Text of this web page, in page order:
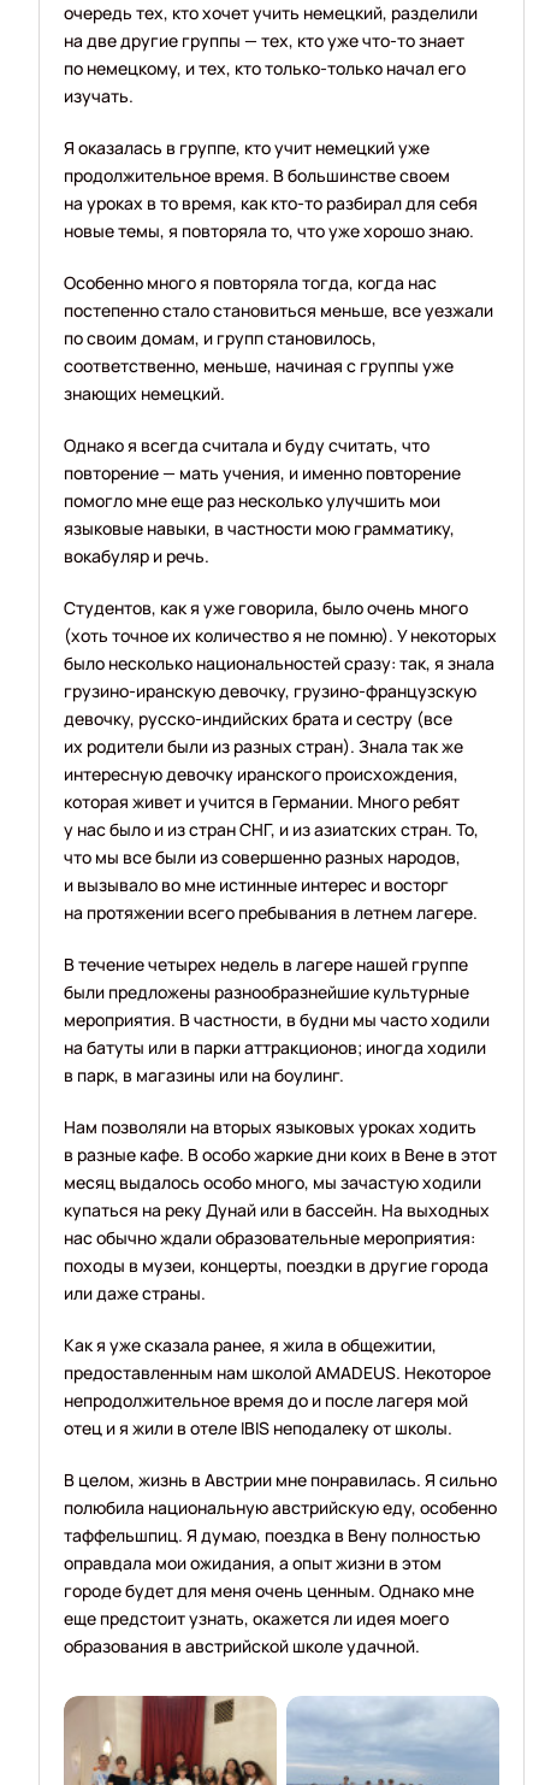
очередь тех, кто хочет учить немецкий, разделили
на две другие группы — тех, кто уже что-то знает
по немецкому, и тех, кто только-только начал его
изучать.
Я оказалась в группе, кто учит немецкий уже
продолжительное время. В большинстве своем
на уроках в то время, как кто-то разбирал для себя
новые темы, я повторяла то, что уже хорошо знаю.
Особенно много я повторяла тогда, когда нас
постепенно стало становиться меньше, все уезжали
по своим домам, и групп становилось,
соответственно, меньше, начиная с группы уже
знающих немецкий.
Однако я всегда считала и буду считать, что
повторение — мать учения, и именно повторение
помогло мне еще раз несколько улучшить мои
языковые навыки, в частности мою грамматику,
вокабуляр и речь.
Студентов, как я уже говорила, было очень много
(хоть точное их количество я не помню). У некоторых
было несколько национальностей сразу: так, я знала
грузино-иранскую девочку, грузино-французскую
девочку, русско-индийских брата и сестру (все
их родители были из разных стран). Знала так же
интересную девочку иранского происхождения,
которая живет и учится в Германии. Много ребят
у нас было и из стран СНГ, и из азиатских стран. То,
что мы все были из совершенно разных народов,
и вызывало во мне истинные интерес и восторг
на протяжении всего пребывания в летнем лагере.
В течение четырех недель в лагере нашей группе
были предложены разнообразнейшие культурные
мероприятия. В частности, в будни мы часто ходили
на батуты или в парки аттракционов; иногда ходили
в парк, в магазины или на боулинг.
Нам позволяли на вторых языковых уроках ходить
в разные кафе. В особо жаркие дни коих в Вене в этот
месяц выдалось особо много, мы зачастую ходили
купаться на реку Дунай или в бассейн. На выходных
нас обычно ждали образовательные мероприятия:
походы в музеи, концерты, поездки в другие города
или даже страны.
Как я уже сказала ранее, я жила в общежитии,
предоставленным нам школой AMADEUS. Некоторое
непродолжительное время до и после лагеря мой
отец и я жили в отеле IBIS неподалеку от школы.
В целом, жизнь в Австрии мне понравилась. Я сильно
полюбила национальную австрийскую еду, особенно
таффельшпиц. Я думаю, поездка в Вену полностью
оправдала мои ожидания, а опыт жизни в этом
городе будет для меня очень ценным. Однако мне
еще предстоит узнать, окажется ли идея моего
образования в австрийской школе удачной.